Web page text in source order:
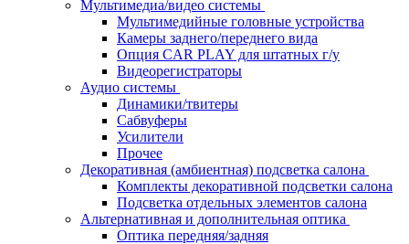
Мультимедиа/видео системы
Мультимедийные головные устройства
Камеры заднего/переднего вида
Опция CAR PLAY для штатных г/у
Видеорегистраторы
Аудио системы
Динамики/твитеры
Сабвуферы
Усилители
Прочее
Декоративная (амбиентная) подсветка салона
Комплекты декоративной подсветки салона
Подсветка отдельных элементов салона
Альтернативная и дополнительная оптика
Оптика передняя/задняя